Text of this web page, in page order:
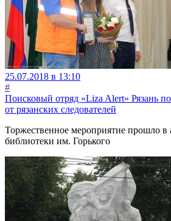
25.07.2018 в 13:10
#
Поисковый отряд «Liza Alert» Рязань
от рязанских следователей
Торжественное мероприятие прошло в
библиотеки им. Горького